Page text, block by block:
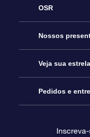
OSR
Serviço
Entre em
Blog
Nossos
Presente
Pacote de
Veja sua estrela
Star Register
Pedidos e